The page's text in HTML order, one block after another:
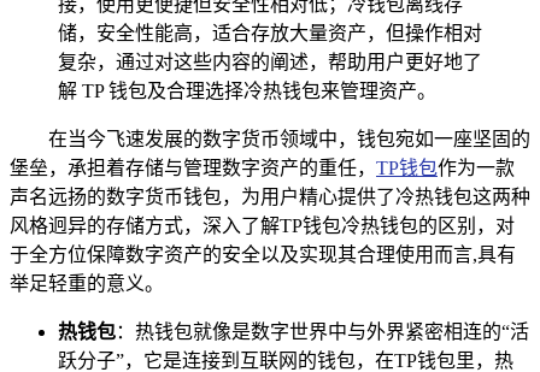
储，安全性能高，适合存放大量资产，但操作相对
复杂，通过对这些内容的阐述，帮助用户更好地了
解 TP 钱包及合理选择冷热钱包来管理资产。
在当今飞速发展的数字货币领域中，钱包宛如一座坚固的
堡垒，承担着存储与管理数字资产的重任， TP钱包作为一款
声名远扬的数字货币钱包，为用户精心提供了冷热钱包这两种
风格迥异的存储方式，深入了解TP钱包冷热钱包的区别，对
于全方位保障数字资产的安全以及实现其合理使用而言,具有
举足轻重的意义。
热钱包：热钱包就像是数字世界中与外界紧密相连的“活
跃分子”，它是连接到互联网的钱包，在TP钱包里，热